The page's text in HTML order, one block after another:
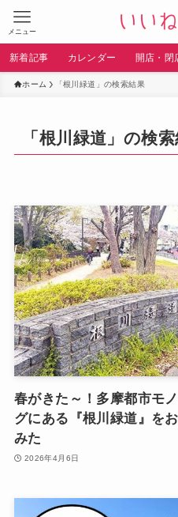
メニュー
新着記事 カレンダー 開店・閉
ホーム 「根川緑道」の検索結果
「根川緑道」の検
春がきた～！多摩都市モ
グにある『根川緑道』を
みた
2026年4月6日